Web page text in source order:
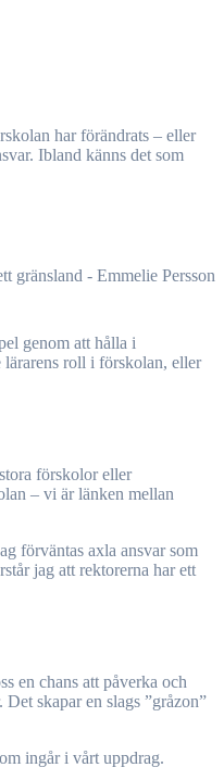
Ibland känns det som
genom att hålla i
roll i förskolan, eller
förskolor eller
– vi är länken mellan
förväntas axla ansvar som
jag att rektorerna har ett
en chans att påverka och
skapar en slags ”gråzon”
ingår i vårt uppdrag.